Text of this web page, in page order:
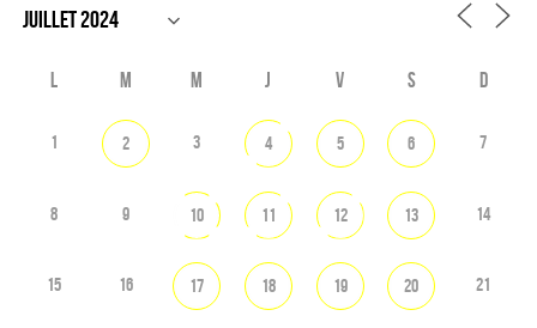
L M M J V S D
1 2 3 4 5 6 7
8 9 10 11 12 13 14
15 16 17 18 19 20 21